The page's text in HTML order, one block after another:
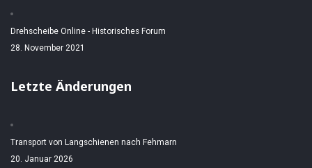
Drehscheibe Online - Historisches Forum
28. November 2021
Letzte Änderungen
Transport von Langschienen nach Fehmarn
20. Januar 2026